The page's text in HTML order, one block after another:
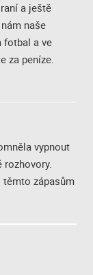
a ještě
naše
fotbal a ve
za peníze.
vypnout
rozhovory.
těmto zápasům